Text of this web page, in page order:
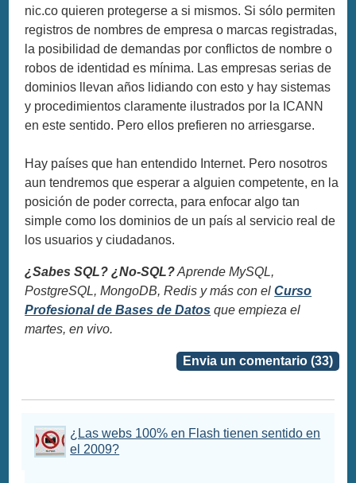
nic.co quieren protegerse a si mismos. Si sólo permiten
registros de nombres de empresa o marcas registradas,
la posibilidad de demandas por conflictos de nombre o
robos de identidad es mínima. Las empresas serias de
dominios llevan años lidiando con esto y hay sistemas
y procedimientos claramente ilustrados por la ICANN
en este sentido. Pero ellos prefieren no arriesgarse.
Hay países que han entendido Internet. Pero nosotros
aun tendremos que esperar a alguien competente, en la
posición de poder correcta, para enfocar algo tan
simple como los dominios de un país al servicio real de
los usuarios y ciudadanos.
¿Sabes SQL? ¿No-SQL?Aprende MySQL,
PostgreSQL, MongoDB, Redis y más con elCurso
Profesional de Bases de Datos que empieza el
martes, en vivo.
Envia un comentario (33)
¿Las webs 100% en Flash tienen sentido en
el 2009?